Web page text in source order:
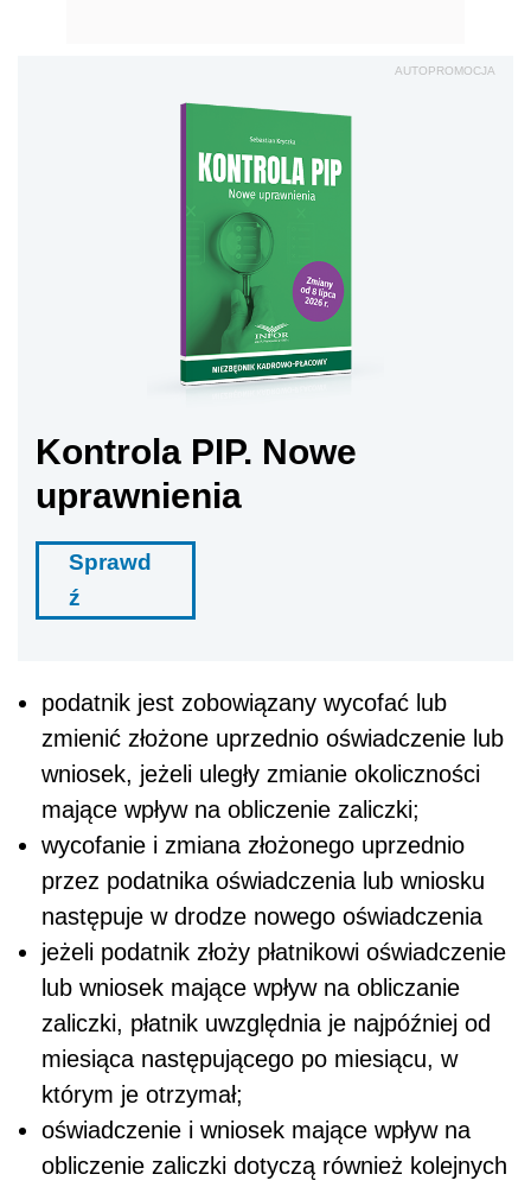
AUTOPROMOCJA
Kontrola PIP. Nowe
uprawnienia
Sprawd
ź
podatnik jest zobowiązany wycofać lub
zmienić złożone uprzednio oświadczenie lub
wniosek, jeżeli uległy zmianie okoliczności
mające wpływ na obliczenie zaliczki;
wycofanie i zmiana złożonego uprzednio
przez podatnika oświadczenia lub wniosku
następuje w drodze nowego oświadczenia
jeżeli podatnik złoży płatnikowi oświadczenie
lub wniosek mające wpływ na obliczanie
zaliczki, płatnik uwzględnia je najpóźniej od
miesiąca następującego po miesiącu, w
którym je otrzymał;
oświadczenie i wniosek mające wpływ na
obliczenie zaliczki dotyczą również kolejnych